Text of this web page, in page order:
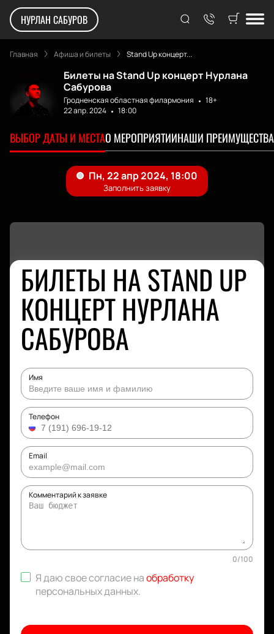
НУРЛАН САБУРОВ
Главная Афиша и билеты Stand Up концерт...
Билеты на Stand Up концерт Нурлана
Сабурова
Гродненская областная филармония
18+
22 апр. 2024
18:00
ВЫБОР ДАТЫ И МЕСТАО МЕРОПРИЯТИИНАШИ ПРЕИМУЩЕСТВА
БИЛЕТЫ НА STAND UP
КОНЦЕРТ НУРЛАНА
САБУРОВА
Имя
Телефон
Email
Комментарий к заявке
0/100
Я даю свое согласие наобработку
персональных данных.